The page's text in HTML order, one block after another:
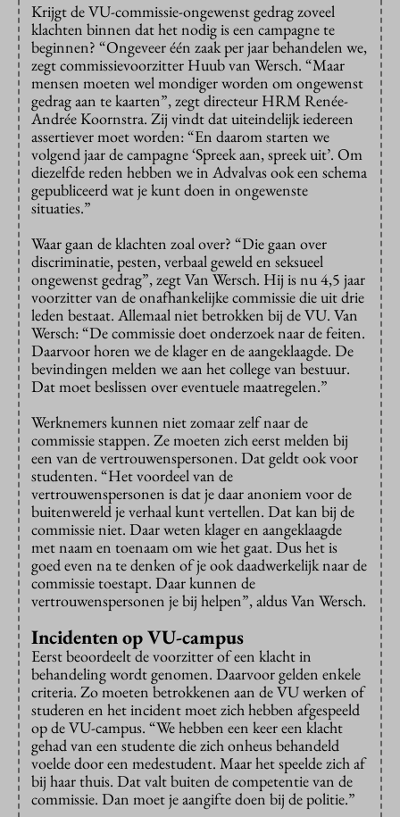
Krijgt de VU-commissie-ongewenst gedrag zoveel
klachten binnen dat het nodig is een campagne te
beginnen? “Ongeveer één zaak per jaar behandelen we,
zegt commissievoorzitter Huub van Wersch. “Maar
mensen moeten wel mondiger worden om ongewenst
gedrag aan te kaarten”, zegt directeur HRM Renée-
Andrée Koornstra. Zij vindt dat uiteindelijk iedereen
assertiever moet worden: “En daarom starten we
volgend jaar de campagne ‘Spreek aan, spreek uit’. Om
diezelfde reden hebben we in Advalvas ook een schema
gepubliceerd wat je kunt doen in ongewenste
situaties.”
Waar gaan de klachten zoal over? “Die gaan over
discriminatie, pesten, verbaal geweld en seksueel
ongewenst gedrag”, zegt Van Wersch. Hij is nu 4,5 jaar
voorzitter van de onafhankelijke commissie die uit drie
leden bestaat. Allemaal niet betrokken bij de VU. Van
Wersch: “De commissie doet onderzoek naar de feiten.
Daarvoor horen we de klager en de aangeklaagde. De
bevindingen melden we aan het college van bestuur.
Dat moet beslissen over eventuele maatregelen.”
Werknemers kunnen niet zomaar zelf naar de
commissie stappen. Ze moeten zich eerst melden bij
een van de vertrouwenspersonen. Dat geldt ook voor
studenten. “Het voordeel van de
vertrouwenspersonen is dat je daar anoniem voor de
buitenwereld je verhaal kunt vertellen. Dat kan bij de
commissie niet. Daar weten klager en aangeklaagde
met naam en toenaam om wie het gaat. Dus het is
goed even na te denken of je ook daadwerkelijk naar de
commissie toestapt. Daar kunnen de
vertrouwenspersonen je bij helpen”, aldus Van Wersch.
Incidenten op VU-campus
Eerst beoordeelt de voorzitter of een klacht in
behandeling wordt genomen. Daarvoor gelden enkele
criteria. Zo moeten betrokkenen aan de VU werken of
studeren en het incident moet zich hebben afgespeeld
op de VU-campus. “We hebben een keer een klacht
gehad van een studente die zich onheus behandeld
voelde door een medestudent. Maar het speelde zich af
bij haar thuis. Dat valt buiten de competentie van de
commissie. Dan moet je aangifte doen bij de politie.”